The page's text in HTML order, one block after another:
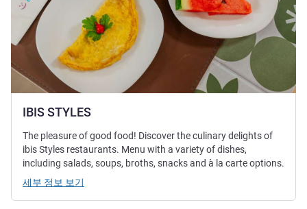
IBIS STYLES
The pleasure of good food! Discover the culinary delights of
ibis Styles restaurants. Menu with a variety of dishes,
including salads, soups, broths, snacks and à la carte options.
세부 정보 보기